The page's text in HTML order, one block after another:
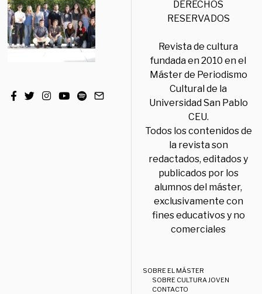
DERECHOS
RESERVADOS
Revista de cultura
fundada en 2010 en el
Máster de Periodismo
Cultural de la
Universidad San Pablo
CEU.
Todos los contenidos de
la revista son
redactados, editados y
publicados por los
alumnos del máster,
exclusivamente con
fines educativos y no
comerciales
SOBRE EL MÁSTER
SOBRE CULTURA JOVEN
CONTACTO